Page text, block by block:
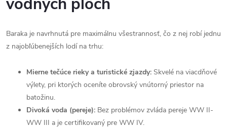
Baraka je navrhnutá pre maximálnu všestrannosť, čo z nej robí jednu
z najobľúbenejších lodí na trhu:
Mierne tečúce rieky a turistické zjazdy: Skvelé na viacdňové
výlety, pri ktorých oceníte obrovský vnútorný priestor na
batožinu.
Divoká voda (pereje): Bez problémov zvláda pereje WW II-
WW III a je certifikovaný pre WW IV.